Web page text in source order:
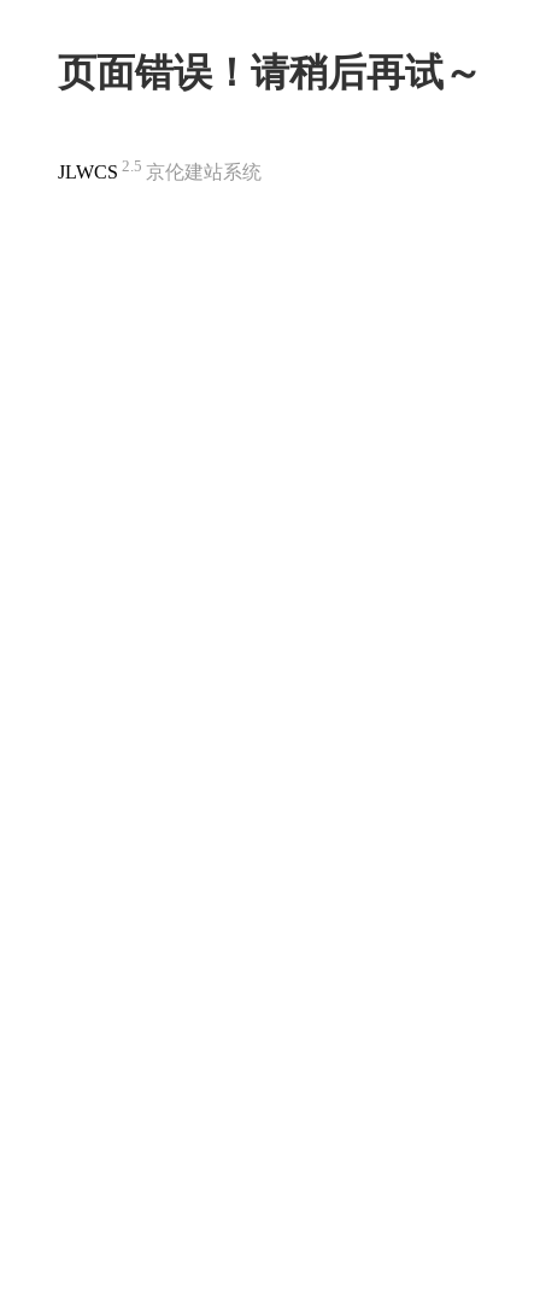
页面错误！请稍后再试～
JLWCS 2.5 京伦建站系统